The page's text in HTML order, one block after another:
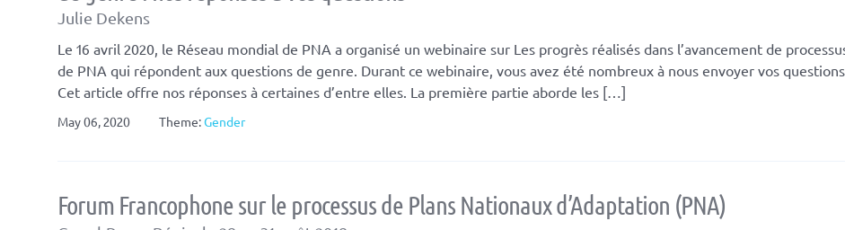
Julie Dekens
Le 16 avril 2020, le Réseau mondial de PNA a organisé un webinaire sur Les progrès réalisés dans l’avancement de
de PNA qui répondent aux questions de genre. Durant ce webinaire, vous avez été nombreux à nous envoyer vos
Cet article offre nos réponses à certaines d’entre elles. La première partie aborde les […]
May 06, 2020 Theme:Gender
Forum Francophone sur le processus de Plans Nationaux d’Adaptation (PNA)